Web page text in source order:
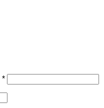
*Gerekli